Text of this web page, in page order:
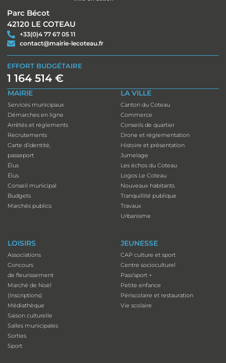
Parc Bécot
42120 LE COTEAU
+33(0)4 77 67 05 11
contact@mairie-lecoteau.fr
EFFORT BUDGÉTAIRE
1 164 514 €
MAIRIE
Services municipaux
Démarches en ligne
Arrêtés et réglements
Recrutements
Carte d’identité,
passeport
Élus
Élus
Conseil municipal
Budgets
Marchés publics
LA VILLE
Canton du Coteau
Commerce
Conseils de quartier
Drone et réglementation
Histoire et présentation
Jumelage
Les échos du Coteau
Logos Le Coteau
Nouveaux habitants
Tranquillité publique
Travaux
Urbanisme
LOISIRS
Associations
Concours
de fleurissement
Marché de Noël
(Inscriptions)
Médiathèque
Saison culturelle
Salles municipales
Sorties
Sport
JEUNESSE
CAP culture et sport
Centre socioculturel
Pass’sport +
Petite enfance
Périscolaire et restauration
Vie scolaire